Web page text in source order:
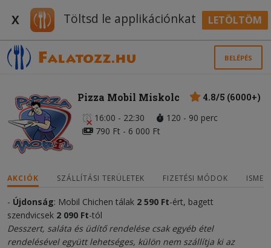
X Töltsd le applikációnkat LETÖLTÖM
BELÉPÉS
Pizza Mobil Miskolc
4.8/5 (6000+)
16:00 - 22:30
120 - 90 perc
790 Ft - 6 000 Ft
AKCIÓK SZÁLLÍTÁSI TERÜLETEK FIZETÉSI MÓDOK
- Újdonság: Mobil Chichen tálak 2 590 Ft-ért, bagett
szendvicsek 2 090 Ft-tól
Desszert, saláta és üdítő rendelése csak egyéb étel
rendelésével együtt lehetséges, külön nem szállítja ki az